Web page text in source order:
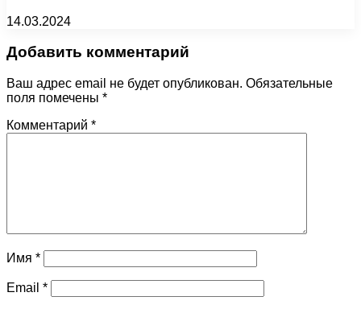
14.03.2024
Добавить комментарий
Ваш адрес email не будет опубликован. Обязательные
поля помечены *
Комментарий *
Имя *
Email *